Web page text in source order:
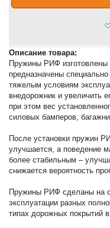
Описание товара:
Пружины РИФ изготовлены
предназначены
тяжелым условиям
внедорожник и увеличить
при этом вес
силовых бамперов,
После установки пружин
улучшается, а поведение
более стабильным –
снижается вероятность
Пружины РИФ сделаны на
эксплуатации разных
типах дорожных покрытий